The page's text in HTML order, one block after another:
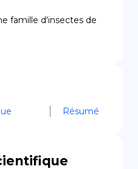
famille d'insectes de
Résumé